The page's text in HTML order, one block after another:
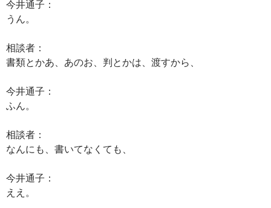
今井通子：
うん。
相談者：
書類とかあ、あのお、判とかは、渡すから、
今井通子：
ふん。
相談者：
なんにも、書いてなくても、
今井通子：
ええ。